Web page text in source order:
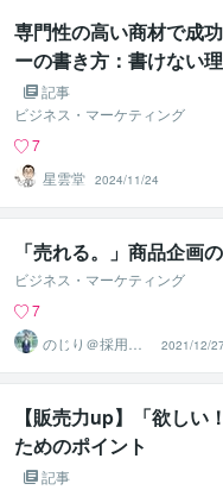
専門性の高い商材で成
ーの書き方：書けない
記事
ビジネス・マーケティング
7
星雲堂 2024/11/24
「売れる。」商品企画
ビジネス・マーケティング
7
のじり＠採用サ
ポーター
2021/12/
【販売力up】「欲しい
ためのポイント
記事